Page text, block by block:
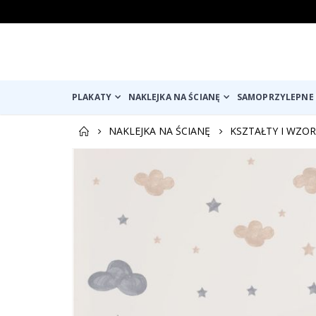
PLAKATY NAKLEJKA NA ŚCIANĘ
NAKLEJKA NA ŚCIANĘ
KSZTAŁTY I